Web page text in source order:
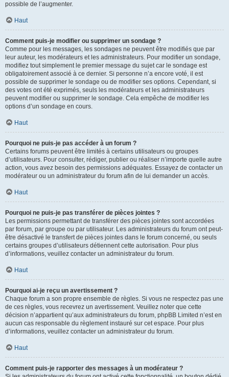
possible de l’augmenter.
Haut
Comment puis-je modifier ou supprimer un sondage ?
Comme pour les messages, les sondages ne peuvent être modifiés que par
leur auteur, les modérateurs et les administrateurs. Pour modifier un sondage,
modifiez tout simplement le premier message du sujet car le sondage est
obligatoirement associé à ce dernier. Si personne n’a encore voté, il est
possible de supprimer le sondage ou de modifier ses options. Cependant, si
des votes ont été exprimés, seuls les modérateurs et les administrateurs
peuvent modifier ou supprimer le sondage. Cela empêche de modifier les
options d’un sondage en cours.
Haut
Pourquoi ne puis-je pas accéder à un forum ?
Certains forums peuvent être limités à certains utilisateurs ou groupes
d’utilisateurs. Pour consulter, rédiger, publier ou réaliser n’importe quelle autre
action, vous avez besoin des permissions adéquates. Essayez de contacter un
modérateur ou un administrateur du forum afin de lui demander un accès.
Haut
Pourquoi ne puis-je pas transférer de pièces jointes ?
Les permissions permettant de transférer des pièces jointes sont accordées
par forum, par groupe ou par utilisateur. Les administrateurs du forum ont peut-
être désactivé le transfert de pièces jointes dans le forum concerné, ou seuls
certains groupes d’utilisateurs détiennent cette autorisation. Pour plus
d’informations, veuillez contacter un administrateur du forum.
Haut
Pourquoi ai-je reçu un avertissement ?
Chaque forum a son propre ensemble de règles. Si vous ne respectez pas une
de ces règles, vous recevrez un avertissement. Veuillez noter que cette
décision n’appartient qu’aux administrateurs du forum, phpBB Limited n’est en
aucun cas responsable du règlement instauré sur cet espace. Pour plus
d’informations, veuillez contacter un administrateur du forum.
Haut
Comment puis-je rapporter des messages à un modérateur ?